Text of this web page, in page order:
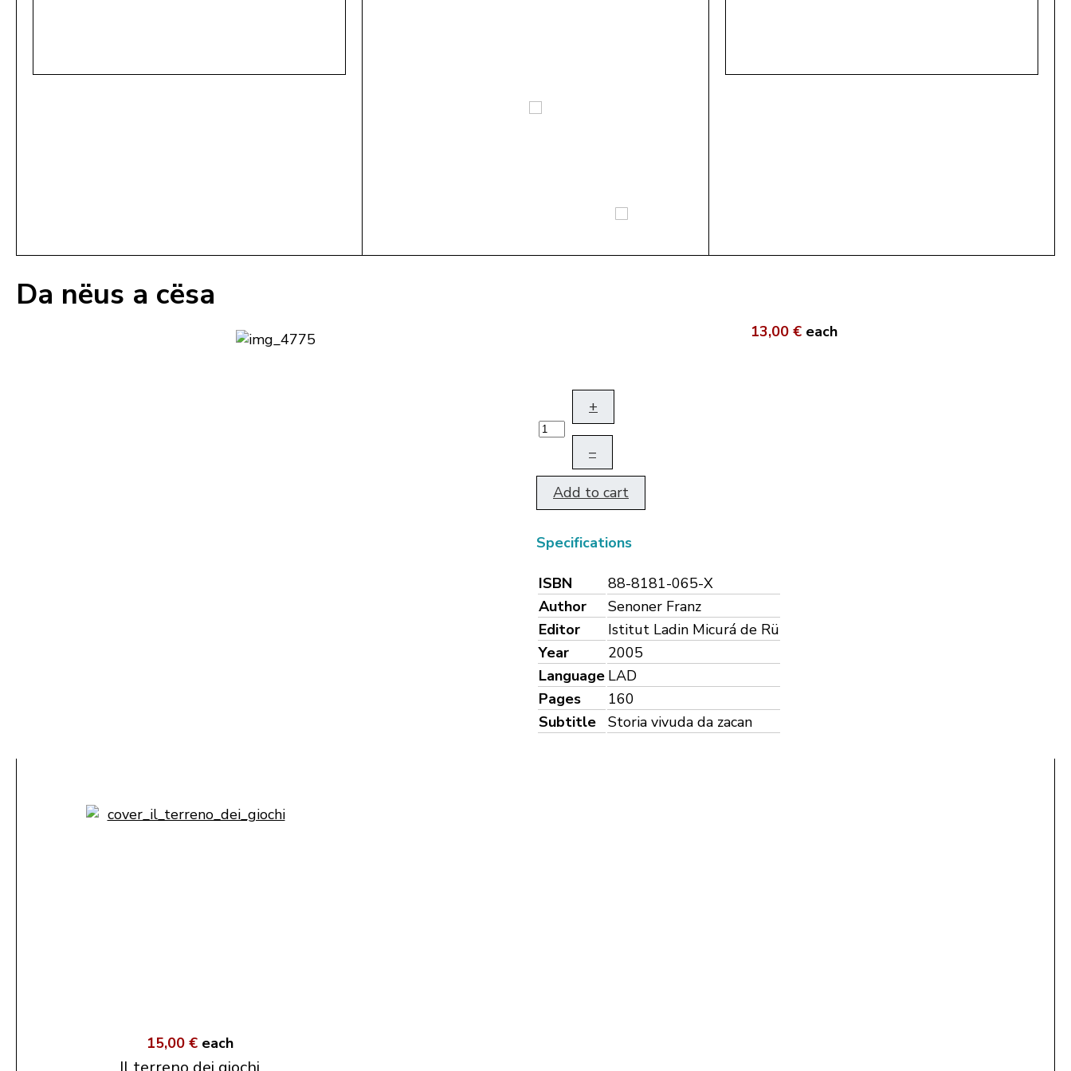
Da nëus a cësa
13,00 € each
+
–
Add to cart
Specifications
ISBN
88-8181-065-X
Author
Senoner Franz
Editor
Istitut Ladin Micurá de Rü
Year
2005
Language LAD
Pages
160
Subtitle
Storia vivuda da zacan
15,00 € each